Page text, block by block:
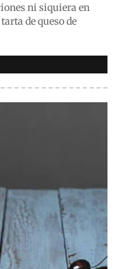
ni siquiera en
de queso de